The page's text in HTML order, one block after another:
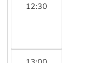
12:30